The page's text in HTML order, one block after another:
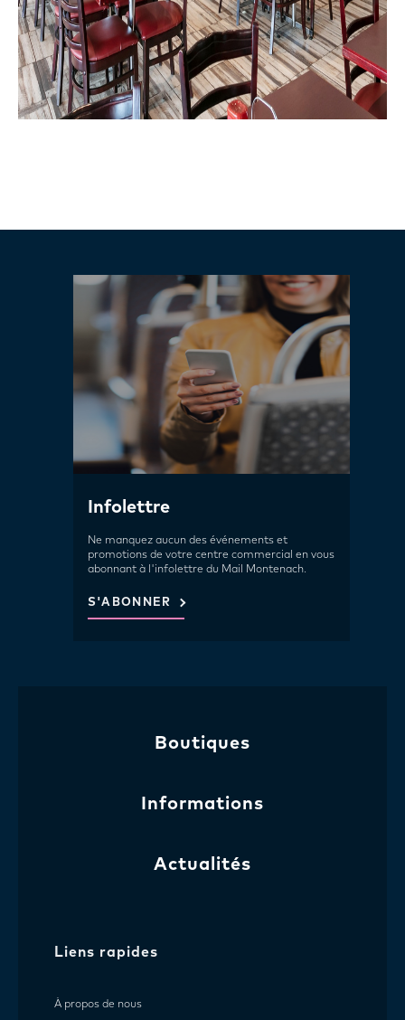
Infolettre
Ne manquez aucun des événements et
promotions de votre centre commercial en vous
abonnant à l'infolettre du Mail Montenach.
S'ABONNER
Boutiques
Informations
Actualités
Liens rapides
À propos de nous